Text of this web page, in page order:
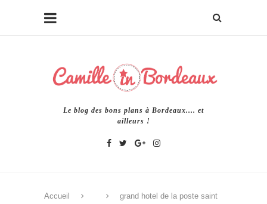
Le blog des bons plans à Bordeaux.... et
ailleurs !
Accueil
grand hotel de la poste saint